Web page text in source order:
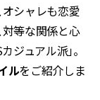
オシャレも恋愛
対等な関係と心
ジュアル派」。
ルをご紹介しま